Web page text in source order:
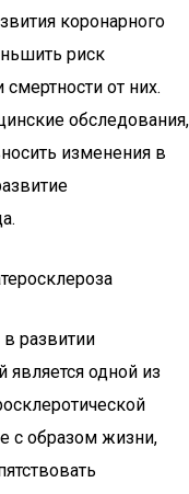
коронарного
риск
от них.
обследования,
изменения в
развитии
является одной из
с образом жизни,